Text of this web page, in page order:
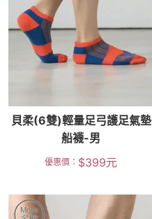
貝柔(6雙)輕量足弓護足氣墊
船襪-男
優惠價： $399元